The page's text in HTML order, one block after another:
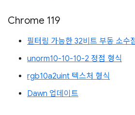
Chrome 119
필터링 가능한 32비트 부동 소수
unorm10-10-10-2 정점 형식
rgb10a2uint 텍스처 형식
Dawn 업데이트